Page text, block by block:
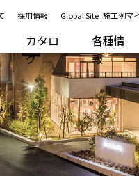
採用情報 Global Site 施工例マ
カタロ
グ
各種情
報